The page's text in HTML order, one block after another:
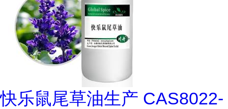
快乐鼠尾草油生产 CAS8022-